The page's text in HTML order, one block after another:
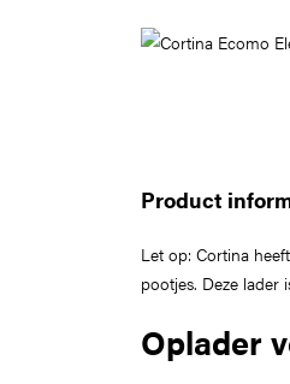
Product
Let op: Cortina
pootjes. Deze lader
Oplader